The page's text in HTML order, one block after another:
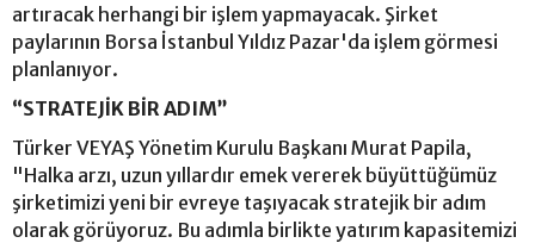
artıracak herhangi bir işlem yapmayacak. Şirket
paylarının Borsa İstanbul Yıldız Pazar'da işlem görmesi
planlanıyor.
“STRATEJİK BİR ADIM”
Türker VEYAŞ Yönetim Kurulu Başkanı Murat Papila,
"Halka arzı, uzun yıllardır emek vererek büyüttüğümüz
şirketimizi yeni bir evreye taşıyacak stratejik bir adım
olarak görüyoruz. Bu adımla birlikte yatırım kapasitemizi